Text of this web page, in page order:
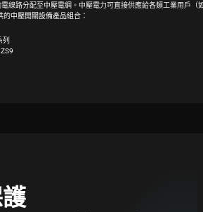
電線路分配至中壓電網。中壓電力可直接供應給各類工業用戶
的中壓開關設備產品組合：
列